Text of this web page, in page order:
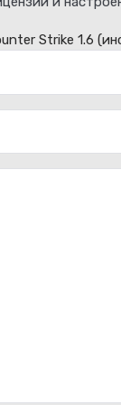
Strike 1.6